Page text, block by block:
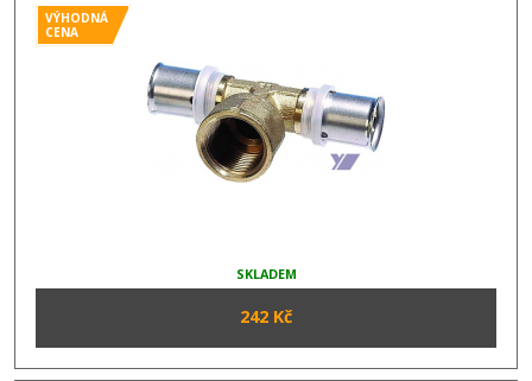
VÝHODNÁ
CENA
SKLADEM
242 Kč